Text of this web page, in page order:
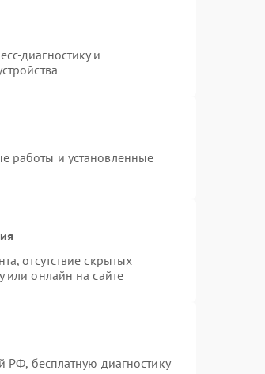
диагностику и
работы и установленные
отсутствие скрытых
или онлайн на сайте
РФ, бесплатную диагностику